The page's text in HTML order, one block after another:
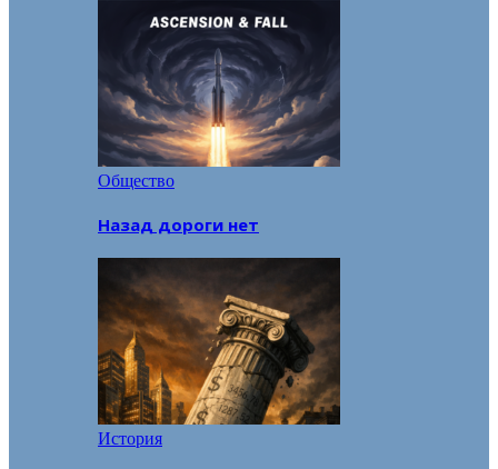
Общество
Назад дороги нет
История